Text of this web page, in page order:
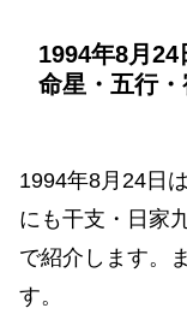
1994年8月
命星・五行
1994年8月24日
にも干支・日家
で紹介します。
す。